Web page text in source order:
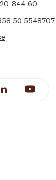
844 60
50 5548707